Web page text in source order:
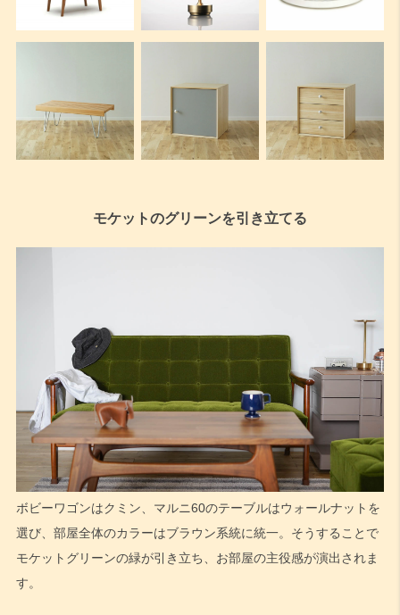
モケットのグリーンを引き立てる
ボビーワゴンはクミン、マルニ60のテーブルはウォールナットを
選び、部屋全体のカラーはブラウン系統に統一。そうすることで
モケットグリーンの緑が引き立ち、お部屋の主役感が演出されま
す。